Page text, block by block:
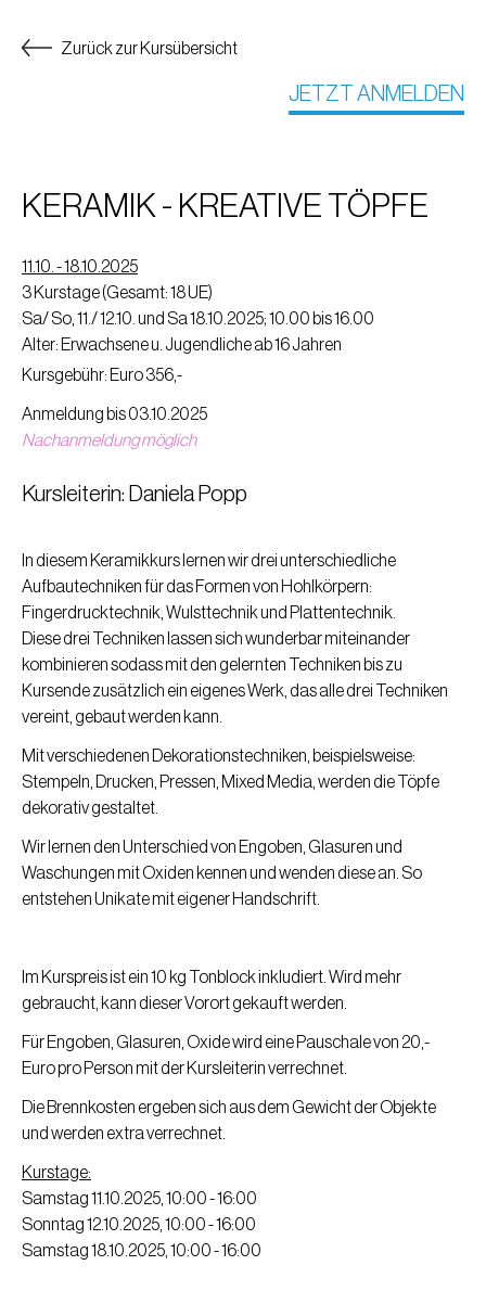
Zurück zur Kursübersicht
JETZT ANMELDEN
KERAMIK - KREATIVE TÖPFE
11.10. - 18.10.2025
3 Kurstage (Gesamt: 18 UE)
Sa/ So, 11./ 12.10. und Sa 18.10.2025; 10.00 bis 16.00
Alter: Erwachsene u. Jugendliche ab 16 Jahren
Kursgebühr: Euro 356,-
Anmeldung bis 03.10.2025
Nachanmeldung möglich
Kursleiterin: Daniela Popp
In diesem Keramikkurs lernen wir drei unterschiedliche
Aufbautechniken für das Formen von Hohlkörpern:
Fingerdrucktechnik, Wulsttechnik und Plattentechnik.
Diese drei Techniken lassen sich wunderbar miteinander
kombinieren sodass mit den gelernten Techniken bis zu
Kursende zusätzlich ein eigenes Werk, das alle drei Techniken
vereint, gebaut werden kann.
Mit verschiedenen Dekorationstechniken, beispielsweise:
Stempeln, Drucken, Pressen, Mixed Media, werden die Töpfe
dekorativ gestaltet.
Wir lernen den Unterschied von Engoben, Glasuren und
Waschungen mit Oxiden kennen und wenden diese an. So
entstehen Unikate mit eigener Handschrift.
Im Kurspreis ist ein 10 kg Tonblock inkludiert. Wird mehr
gebraucht, kann dieser Vorort gekauft werden.
Für Engoben, Glasuren, Oxide wird eine Pauschale von 20,-
Euro pro Person mit der Kursleiterin verrechnet.
Die Brennkosten ergeben sich aus dem Gewicht der Objekte
und werden extra verrechnet.
Kurstage:
Samstag 11.10.2025, 10:00 - 16:00
Sonntag 12.10.2025, 10:00 - 16:00
Samstag 18.10.2025, 10:00 - 16:00